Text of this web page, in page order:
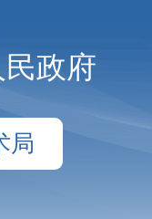
政府
局